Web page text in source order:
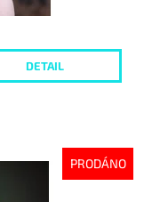
DETAIL
PRODÁNO